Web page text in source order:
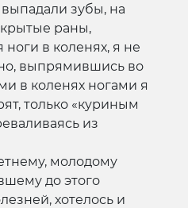
зубы, на
раны,
ноги в коленях, я не
выпрямившись во
в коленях ногами я
только «куриным
из
молодому
до этого
хотелось и